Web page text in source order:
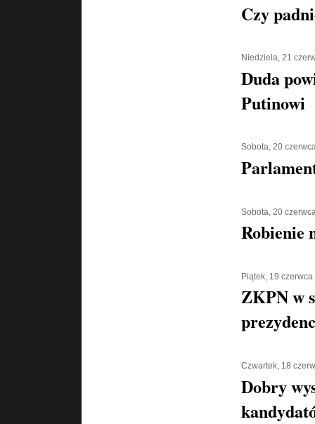
Czy
Niedziela, 21
Duda
Putinowi
Sobota, 20
Sobota, 20
Robienie
Piątek, 19
ZKPN w
Czwartek, 18
Dobry